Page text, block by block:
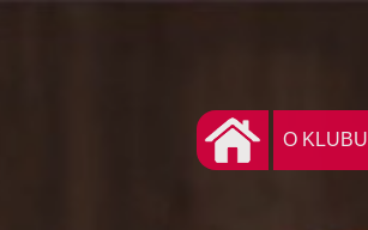
O KLUBU